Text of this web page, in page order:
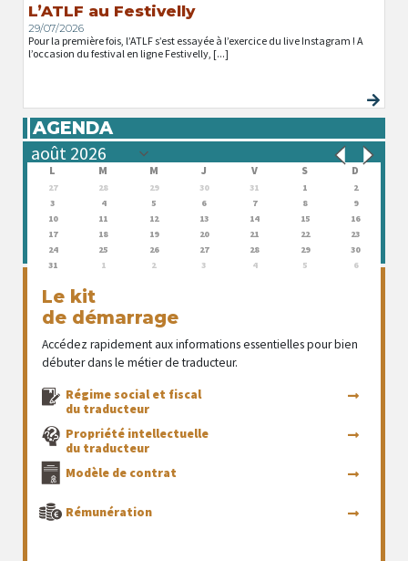
L’ATLF au Festivelly
29/07/2026
Pour la première fois, l’ATLF s’est essayée à l’exercice du live Instagram ! A
l’occasion du festival en ligne Festivelly, [...]
AGENDA
L M M J V S D
27 28 29 30 31 1
2
3
4 5 6 7 8
9
10
11 12 13 14 15
16
17
18 19 20 21 22
23
24
25 26 27 28 29
30
31
1 2 3 4 5 6
Le kit
de démarrage
Accédez rapidement aux informations essentielles pour bien
débuter dans le métier de traducteur.
Régime social et fiscal
du traducteur
Propriété intellectuelle
du traducteur
Modèle de contrat
Rémunération